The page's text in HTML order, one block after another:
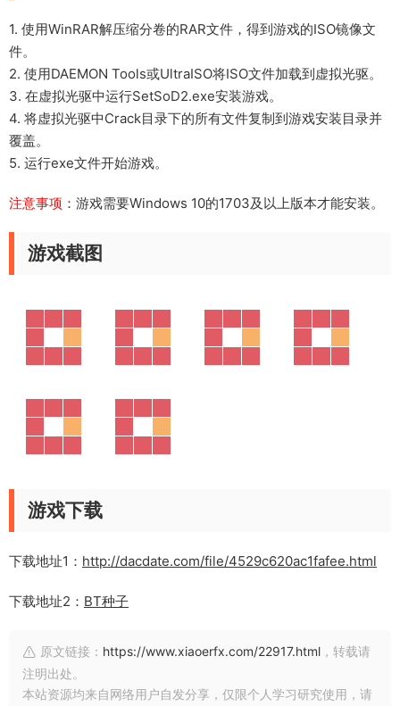
1. 使用WinRAR解压缩分卷的RAR文件，得到游戏的ISO镜像文
件。
2. 使用DAEMON Tools或UltraISO将ISO文件加载到虚拟光驱。
3. 在虚拟光驱中运行SetSoD2.exe安装游戏。
4. 将虚拟光驱中Crack目录下的所有文件复制到游戏安装目录并
覆盖。
5. 运行exe文件开始游戏。
注意事项 ：游戏需要Windows 10的1703及以上版本才能安装。
游戏截图
游戏下载
下载地址1： http://dacdate.com/file/4529c620ac1fafee.html
下载地址2： BT种子
原文链接： https://www.xiaoerfx.com/22917.html ，转载请
注明出处。
本站资源均来自网络用户自发分享，仅限个人学习研究使用，请